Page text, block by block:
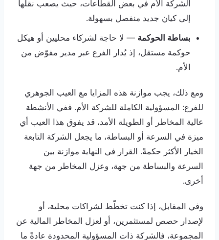
الشركة الأم في بعض القطاعات، حيث يصعب نقلها
إلى كيان جديد منفصل بسهولة.
بساطة الحوكمة — لا حاجة لشركاء محليين أو هيكل
حوكمة مستقل، إذ يُدار الفرع عبر مدير مفوّض من
الأم.
ومع ذلك، يجب موازنة هذه المزايا مع العيب الجوهري
للفرع: المسؤولية الكاملة للشركة الأم. ففي الأنشطة
عالية المخاطر أو الطويلة الأمد، قد يفوق هذا العيب أي
ميزة في السرعة أو البساطة، ما يجعل الشركة التابعة
الخيار الأكثر حكمةً. القرار في النهاية موازنة بين
السرعة والبساطة من جهة، وعزل المخاطر من جهة
أخرى.
وفي المقابل، إذا كنت تخطّط لشراكات محلية، أو
لإصدار حصص لمستثمرين، أو لعزل المخاطر المالية عن
المجموعة، فالشركة ذات المسؤولية المحدودة عادةً ما